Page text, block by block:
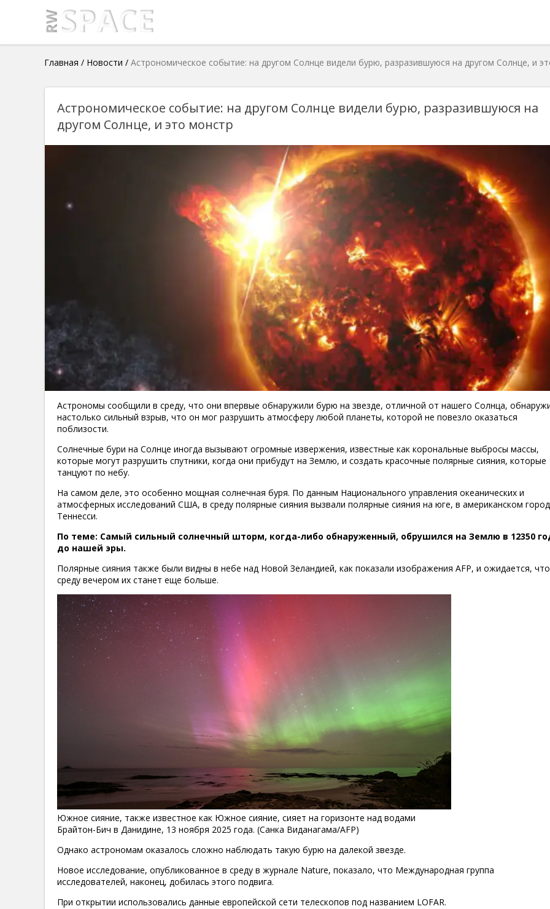
Главная / Новости / Астрономическое событие: на другом Солнце видели бурю, разразившуюся на другом Солнце, и
Астрономическое событие: на другом Солнце видели бурю, разразившуюся на
другом Солнце, и это монстр
Illustration of a CME erupting from a
Астрономы сообщили в среду, что они впервые обнаружили бурю на звезде, отличной от нашего Солнца,
настолько сильный взрыв, что он мог разрушить атмосферу любой планеты, которой не повезло оказаться
поблизости.
Солнечные бури на Солнце иногда вызывают огромные извержения, известные как корональные выбросы массы,
которые могут разрушить спутники, когда они прибудут на Землю, и создать красочные полярные сияния, которые
танцуют по небу.
На самом деле, это особенно мощная солнечная буря. По данным Национального управления океанических и
атмосферных исследований США, в среду полярные сияния вызвали полярные сияния на юге, в американском
Теннесси.
По теме: Самый сильный солнечный шторм, когда-либо обнаруженный, обрушился на Землю в 12350
до нашей эры.
Полярные сияния также были видны в небе над Новой Зеландией, как показали изображения AFP, и ожидается,
среду вечером их станет еще больше.
Южное сияние, также известное как Южное сияние, сияет на горизонте над водами
Брайтон-Бич в Данидине, 13 ноября 2025 года. (Санка Виданагама/AFP)
Однако астрономам оказалось сложно наблюдать такую бурю на далекой звезде.
Новое исследование, опубликованное в среду в журнале Nature, показало, что Международная группа
исследователей, наконец, добилась этого подвига.
При открытии использовались данные европейской сети телескопов под названием LOFAR.